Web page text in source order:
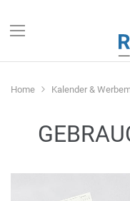
Home Kalender &